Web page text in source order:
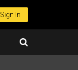
Sign In